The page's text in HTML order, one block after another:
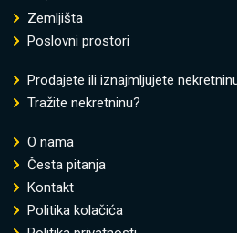
Zemljišta
Poslovni prostori
Prodajete ili iznajmljujete
Tražite nekretninu?
O nama
Česta pitanja
Kontakt
Politika kolačića